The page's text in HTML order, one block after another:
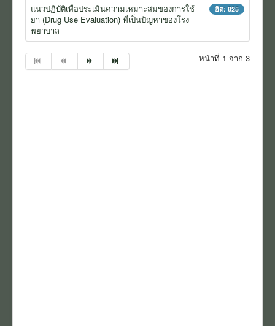
แนวปฏิบัติเพื่อประเมินความเหมาะสมของการใช้
ยา (Drug Use Evaluation) ที่เป็นปัญหาของโรง
พยาบาล
ฮิต: 825
หน้าที่ 1 จาก 3